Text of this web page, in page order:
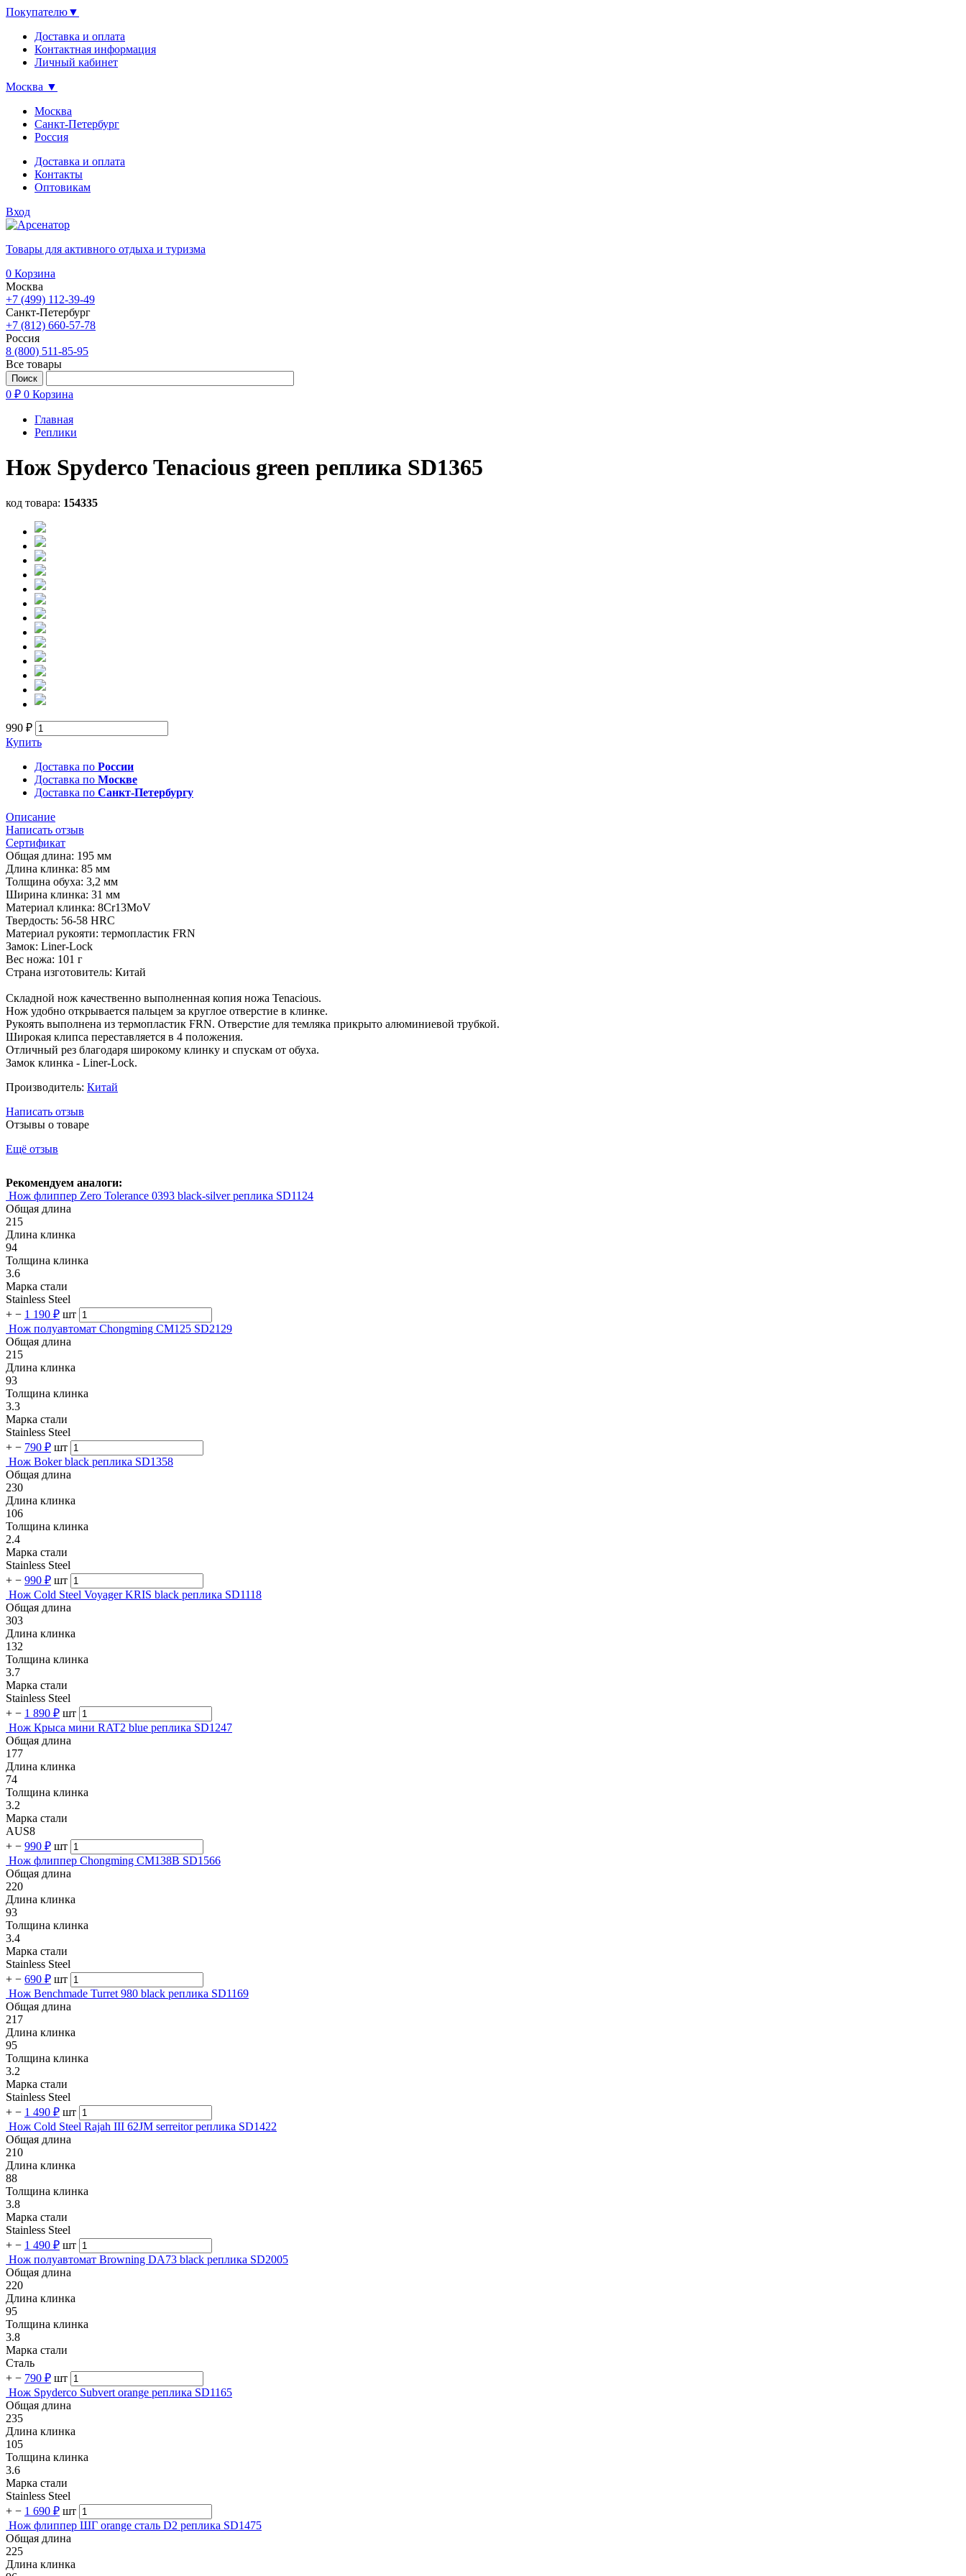
Покупателю▼
Доставка и оплата
Контактная информация
Личный кабинет
Москва ▼
Москва
Санкт-Петербург
Россия
Доставка и оплата
Контакты
Оптовикам
Вход
Товары для активного отдыха и туризма
0 Корзина
Москва
+7 (499) 112-39-49
Санкт-Петербург
+7 (812) 660-57-78
Россия
8 (800) 511-85-95
Все товары
0 ₽ 0 Корзина
Главная
Реплики
Нож Spyderco Tenacious green реплика SD1365
код товара: 154335
990 ₽
Купить
Доставка по России
Доставка по Москве
Доставка по Санкт-Петербургу
Описание
Написать отзыв
Сертификат
Общая длина: 195 мм
Длина клинка: 85 мм
Толщина обуха: 3,2 мм
Ширина клинка: 31 мм
Материал клинка: 8Cr13MoV
Твердость: 56-58 HRC
Материал рукояти: термопластик FRN
Замок: Liner-Lock
Вес ножа: 101 г
Страна изготовитель: Китай
Складной нож качественно выполненная копия ножа Tenacious.
Нож удобно открывается пальцем за круглое отверстие в клинке.
Рукоять выполнена из термопластик FRN. Отверстие для темляка прикрыто алюминиевой трубкой.
Широкая клипса переставляется в 4 положения.
Отличный рез благодаря широкому клинку и спускам от обуха.
Замок клинка - Liner-Lock.
Производитель: Китай
Написать отзыв
Отзывы о товаре
Ещё отзыв
Рекомендуем аналоги:
Нож флиппер Zero Tolerance 0393 black-silver реплика SD1124
Общая длина
215
Длина клинка
94
Толщина клинка
3.6
Марка стали
Stainless Steel
+ − 1 190 ₽ шт
Нож полуавтомат Chongming CM125 SD2129
Общая длина
215
Длина клинка
93
Толщина клинка
3.3
Марка стали
Stainless Steel
+ − 790 ₽ шт
Нож Boker black реплика SD1358
Общая длина
230
Длина клинка
106
Толщина клинка
2.4
Марка стали
Stainless Steel
+ − 990 ₽ шт
Нож Cold Steel Voyager KRIS black реплика SD1118
Общая длина
303
Длина клинка
132
Толщина клинка
3.7
Марка стали
Stainless Steel
+ − 1 890 ₽ шт
Нож Крыса мини RAT2 blue реплика SD1247
Общая длина
177
Длина клинка
74
Толщина клинка
3.2
Марка стали
AUS8
+ − 990 ₽ шт
Нож флиппер Chongming CM138B SD1566
Общая длина
220
Длина клинка
93
Толщина клинка
3.4
Марка стали
Stainless Steel
+ − 690 ₽ шт
Нож Benchmade Turret 980 black реплика SD1169
Общая длина
217
Длина клинка
95
Толщина клинка
3.2
Марка стали
Stainless Steel
+ − 1 490 ₽ шт
Нож Cold Steel Rajah III 62JM serreitor реплика SD1422
Общая длина
210
Длина клинка
88
Толщина клинка
3.8
Марка стали
Stainless Steel
+ − 1 490 ₽ шт
Нож полуавтомат Browning DA73 black реплика SD2005
Общая длина
220
Длина клинка
95
Толщина клинка
3.8
Марка стали
Сталь
+ − 790 ₽ шт
Нож Spyderco Subvert orange реплика SD1165
Общая длина
235
Длина клинка
105
Толщина клинка
3.6
Марка стали
Stainless Steel
+ − 1 690 ₽ шт
Нож флиппер ШГ orange сталь D2 реплика SD1475
Общая длина
225
Длина клинка